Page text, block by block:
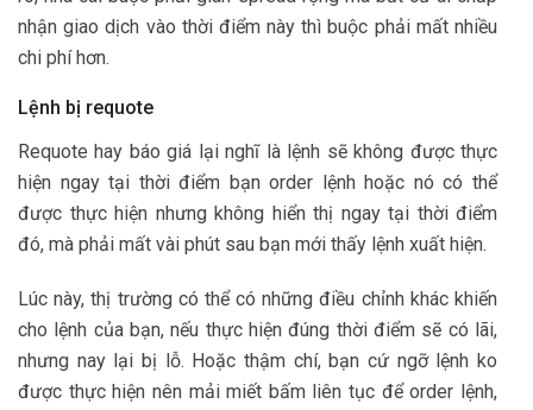
nhận giao dịch vào thời điểm này thì buộc phải mất nhiều
chi phí hơn.
Lệnh bị requote
Requote hay báo giá lại nghĩ là lệnh sẽ không được thực
hiện ngay tại thời điểm bạn order lệnh hoặc nó có thể
được thực hiện nhưng không hiển thị ngay tại thời điểm
đó, mà phải mất vài phút sau bạn mới thấy lệnh xuất hiện.
Lúc này, thị trường có thể có những điều chỉnh khác khiến
cho lệnh của bạn, nếu thực hiện đúng thời điểm sẽ có lãi,
nhưng nay lại bị lỗ. Hoặc thậm chí, bạn cứ ngỡ lệnh ko
được thực hiện nên mải miết bấm liên tục để order lệnh,